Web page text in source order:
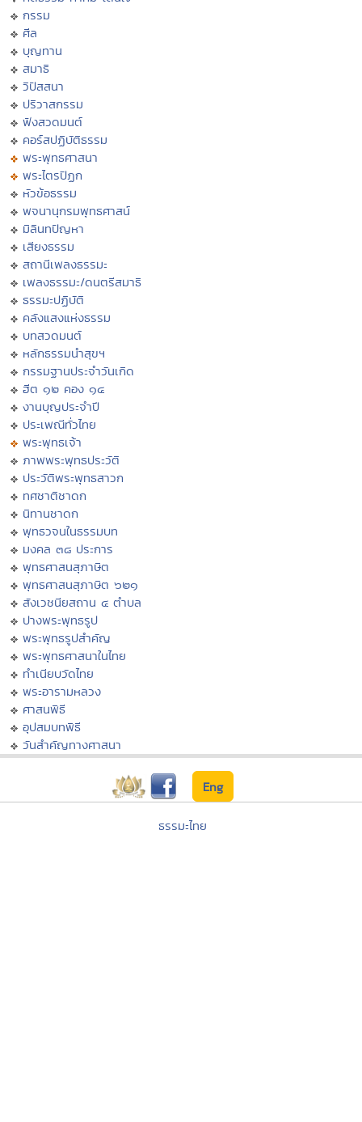
กรรม
ศีล
บุญทาน
สมาธิ
วิปัสสนา
ปริวาสกรรม
ฟังสวดมนต์
คอร์สปฏิบัติธรรม
พระพุทธศาสนา
พระไตรปิฏก
หัวข้อธรรม
พจนานุกรมพุทธศาสน์
มิลินทปัญหา
เสียงธรรม
สถานีเพลงธรรมะ
เพลงธรรมะ/ดนตรีสมาธิ
ธรรมะปฏิบัติ
คลังแสงแห่งธรรม
บทสวดมนต์
หลักธรรมนำสุขฯ
กรรมฐานประจำวันเกิด
ฮีต ๑๒ คอง ๑๔
งานบุญประจำปี
ประเพณีทั่วไทย
พระพุทธเจ้า
ภาพพระพุทธประวัติ
ประวัติพระพุทธสาวก
ทศชาติชาดก
นิทานชาดก
พุทธวจนในธรรมบท
มงคล ๓๘ ประการ
พุทธศาสนสุภาษิต
พุทธศาสนสุภาษิต ๖๒๑
สังเวชนียสถาน ๔ ตำบล
ปางพระพุทธรูป
พระพุทธรูปสำคัญ
พระพุทธศาสนาในไทย
ทำเนียบวัดไทย
พระอารามหลวง
ศาสนพิธี
อุปสมบทพิธี
วันสำคัญทางศาสนา
Eng
ธรรมะไทย